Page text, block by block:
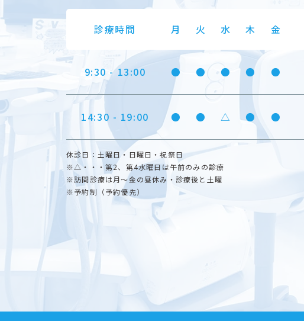
休診日：土曜日・日曜日・祝祭日
※△・・・第2、第4水曜日は午前のみの診療
※訪問診療は月～金の昼休み・診療後と土曜
※予約制（予約優先）
診療時間 月 火 水 木 金
9:30 - 13:00 ● ● ● ● ●
14:30 - 19:00 ● ● △ ● ●